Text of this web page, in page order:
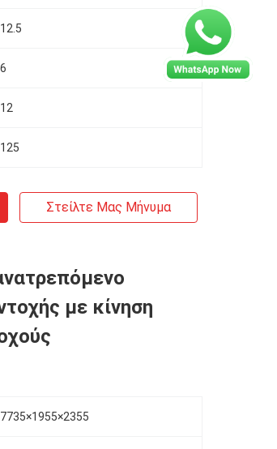
12.5
6
12
125
Στείλτε Μας Μήνυμα
με κίνηση
7735×1955×2355